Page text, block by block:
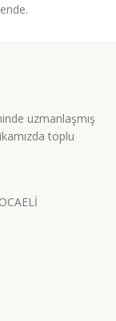
uzmanlaşmış
toplu